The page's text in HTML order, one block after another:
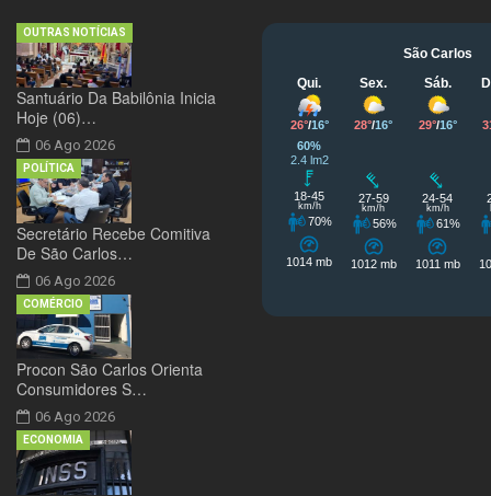
Santuário Da Babilônia Inicia
Hoje (06)…
06 Ago 2026
OUTRAS NOTÍCIAS
Secretário Recebe Comitiva
De São Carlos…
06 Ago 2026
POLÍTICA
Procon São Carlos Orienta
Consumidores S…
06 Ago 2026
COMÉRCIO
ECONOMIA